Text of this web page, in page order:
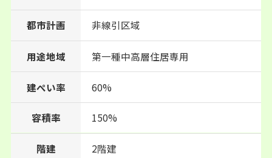
都市計画 非線引区域
用途地域 第一種中高層住居専用
建ぺい率 60%
容積率 150%
階建 2階建